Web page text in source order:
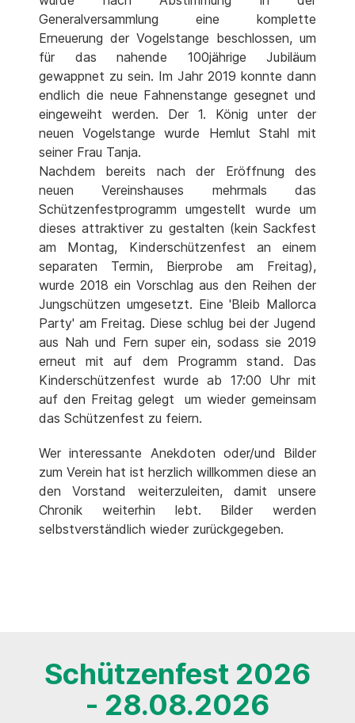
Generalversammlung eine komplette
Erneuerung der Vogelstange beschlossen, um
für das nahende 100jährige Jubiläum
gewappnet zu sein. Im Jahr 2019 konnte dann
endlich die neue Fahnenstange gesegnet und
eingeweiht werden. Der 1. König unter der
neuen Vogelstange wurde Hemlut Stahl mit
seiner Frau Tanja.
Nachdem bereits nach der Eröffnung des
neuen Vereinshauses mehrmals das
Schützenfestprogramm umgestellt wurde um
dieses attraktiver zu gestalten (kein Sackfest
am Montag, Kinderschützenfest an einem
separaten Termin, Bierprobe am Freitag),
wurde 2018 ein Vorschlag aus den Reihen der
Jungschützen umgesetzt. Eine 'Bleib Mallorca
Party' am Freitag. Diese schlug bei der Jugend
aus Nah und Fern super ein, sodass sie 2019
erneut mit auf dem Programm stand. Das
Kinderschützenfest wurde ab 17:00 Uhr mit
auf den Freitag gelegt um wieder gemeinsam
das Schützenfest zu feiern.
Wer interessante Anekdoten oder/und Bilder
zum Verein hat ist herzlich willkommen diese an
den Vorstand weiterzuleiten, damit unsere
Chronik weiterhin lebt. Bilder werden
selbstverständlich wieder zurückgegeben.
Schützenfest 2026
- 28.08.2026